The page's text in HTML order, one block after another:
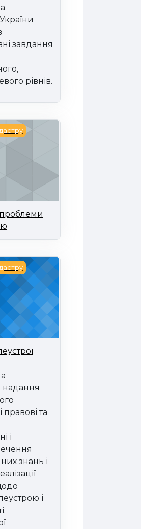
завдання
рівнів.
сучасного
проблеми
(вибіркова)
надання
та
і
знань і
і